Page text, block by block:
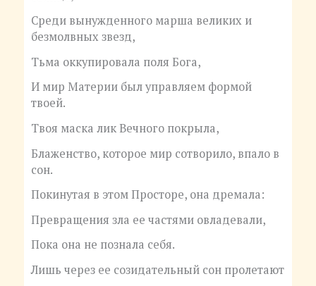
Среди вынужденного марша великих и
безмолвных звезд,
Тьма оккупировала поля Бога,
И мир Материи был управляем формой
твоей.
Твоя маска лик Вечного покрыла,
Блаженство, которое мир сотворило, впало в
сон.
Покинутая в этом Просторе, она дремала:
Превращения зла ее частями овладевали,
Пока она не познала себя.
Лишь через ее созидательный сон пролетают